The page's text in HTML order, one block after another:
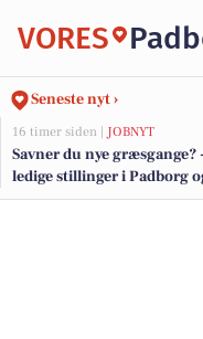
VORES
Seneste nyt ›
16 timer siden | JOBNYT
Savner du nye græsgange?
ledige stillinger i Padborg